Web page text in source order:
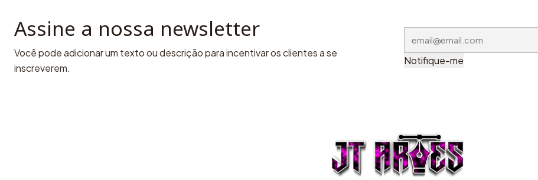
Assine a nossa newsletter
Você pode adicionar um texto ou descrição para incentivar os clientes a se
inscreverem.
Notifique-me